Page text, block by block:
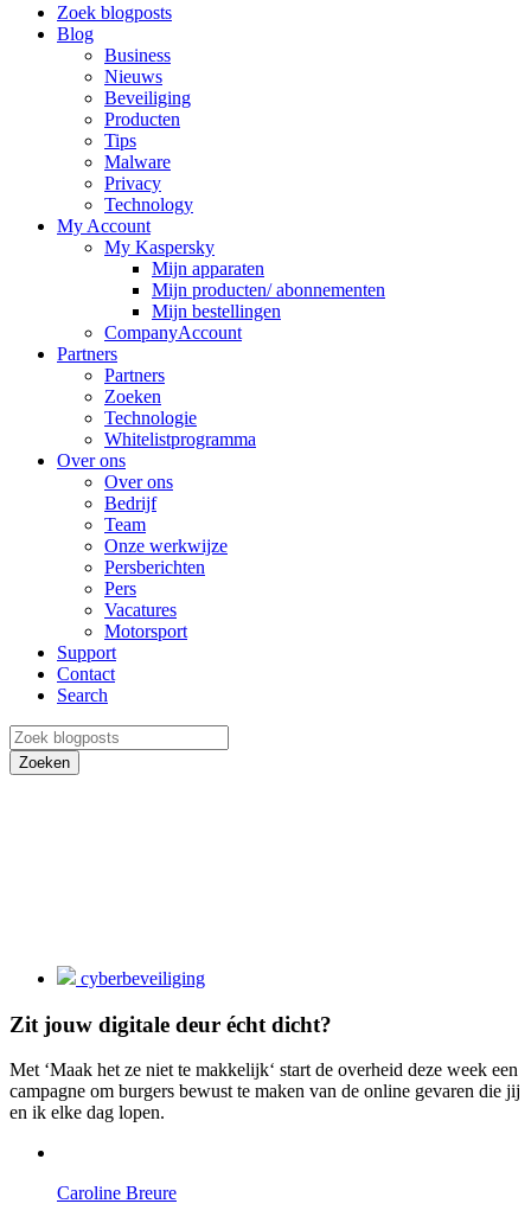
Zoek blogposts
Blog
Business
Nieuws
Beveiliging
Producten
Tips
Malware
Privacy
Technology
My Account
My Kaspersky
Mijn apparaten
Mijn producten/ abonnementen
Mijn bestellingen
CompanyAccount
Partners
Partners
Zoeken
Technologie
Whitelistprogramma
Over ons
Over ons
Bedrijf
Team
Onze werkwijze
Persberichten
Pers
Vacatures
Motorsport
Support
Contact
Search
Zoeken
cyberbeveiliging
Zit jouw digitale deur écht dicht?
Met ‘Maak het ze niet te makkelijk‘ start de overheid deze week een
campagne om burgers bewust te maken van de online gevaren die jij
en ik elke dag lopen.
Caroline Breure